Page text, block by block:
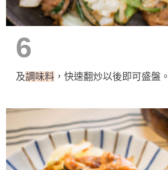
6
及調味料 ，快速翻炒以後即可盛盤。